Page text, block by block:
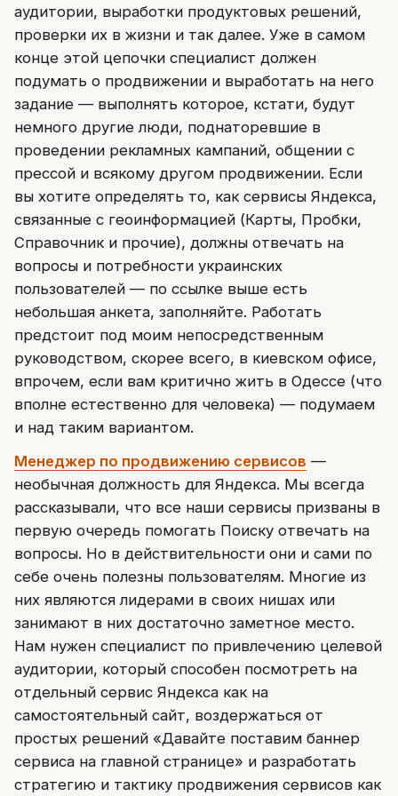
аудитории, выработки продуктовых решений,
проверки их в жизни и так далее. Уже в самом
конце этой цепочки специалист должен
подумать о продвижении и выработать на него
задание — выполнять которое, кстати, будут
немного другие люди, поднаторевшие в
проведении рекламных кампаний, общении с
прессой и всякому другом продвижении. Если
вы хотите определять то, как сервисы Яндекса,
связанные с геоинформацией (Карты, Пробки,
Справочник и прочие), должны отвечать на
вопросы и потребности украинских
пользователей — по ссылке выше есть
небольшая анкета, заполняйте. Работать
предстоит под моим непосредственным
руководством, скорее всего, в киевском офисе,
впрочем, если вам критично жить в Одессе (что
вполне естественно для человека) — подумаем
и над таким вариантом.
Менеджер по продвижению сервисов —
необычная должность для Яндекса. Мы всегда
рассказывали, что все наши сервисы призваны в
первую очередь помогать Поиску отвечать на
вопросы. Но в действительности они и сами по
себе очень полезны пользователям. Многие из
них являются лидерами в своих нишах или
занимают в них достаточно заметное место.
Нам нужен специалист по привлечению целевой
аудитории, который способен посмотреть на
отдельный сервис Яндекса как на
самостоятельный сайт, воздержаться от
простых решений «Давайте поставим баннер
сервиса на главной странице» и разработать
стратегию и тактику продвижения сервисов как